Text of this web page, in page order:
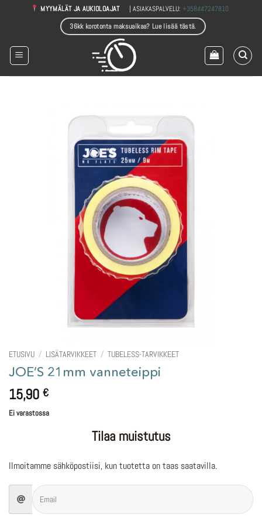
MYYMÄLÄT JA AUKIOLOAJAT | ASIAKASPALVELU:+358447247810
36kk korotonta maksuaikaa? Lue lisää tästä.
ETUSIVU / LISÄTARVIKKEET / TUBELESS-TARVIKKEET
JOE’S 21mm vanneteippi
15,90 €
Ei varastossa
Tilaa muistutus
Ilmoitamme sähköpostiisi, kun tuotetta on taas saatavilla.